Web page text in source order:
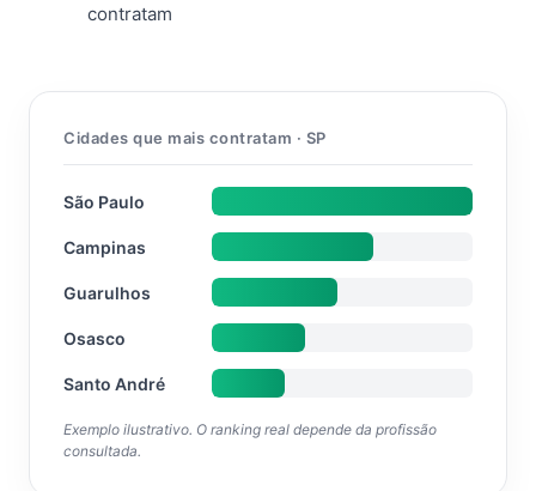
contratam
Cidades que mais contratam · SP
São Paulo
Campinas
Guarulhos
Osasco
Santo André
Exemplo ilustrativo. O ranking real depende da profissão
consultada.